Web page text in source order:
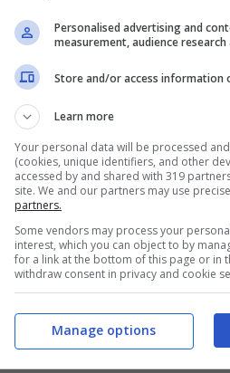
d’eccellenza
il giovanissimo Pogba
e senza pensarci
per De Sanctis. Due a
fine.
Personalised advertising and
measurement, audience
Store and/or access information
Learn more
Your personal data will be processed
(cookies, unique identifiers, and other
accessed by and shared with 319
site. We and our partners may use
partners.
Some vendors may process your
interest, which you can object to by
for a link at the bottom of this page or in
withdraw consent in privacy and cookie
Manage options